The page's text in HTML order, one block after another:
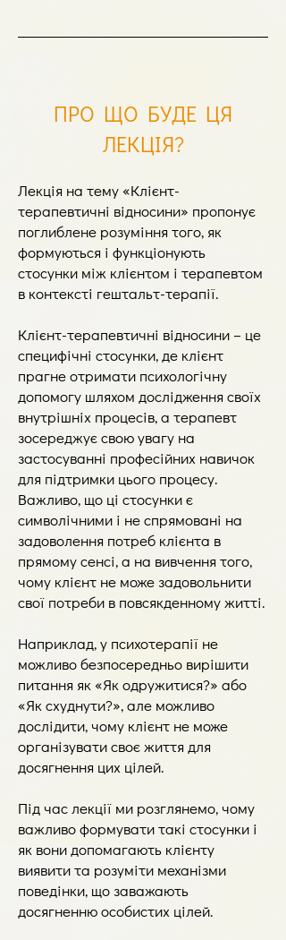
ПРО ЩО БУДЕ ЦЯ
ЛЕКЦІЯ?
Лекція на тему «Клієнт-
терапевтичні відносини» пропонує
поглиблене розуміння того, як
формуються і функціонують
стосунки між клієнтом і терапевтом
в контексті гештальт-терапії.
Клієнт-терапевтичні відносини – це
специфічні стосунки, де клієнт
прагне отримати психологічну
допомогу шляхом дослідження своїх
внутрішніх процесів, а терапевт
зосереджує свою увагу на
застосуванні професійних навичок
для підтримки цього процесу.
Важливо, що ці стосунки є
символічними і не спрямовані на
задоволення потреб клієнта в
прямому сенсі, а на вивчення того,
чому клієнт не може задовольнити
свої потреби в повсякденному житті.
Наприклад, у психотерапії не
можливо безпосередньо вирішити
питання як «Як одружитися?» або
«Як схуднути?», але можливо
дослідити, чому клієнт не може
організувати своє життя для
досягнення цих цілей.
Під час лекції ми розглянемо, чому
важливо формувати такі стосунки і
як вони допомагають клієнту
виявити та розуміти механізми
поведінки, що заважають
досягненню особистих цілей.